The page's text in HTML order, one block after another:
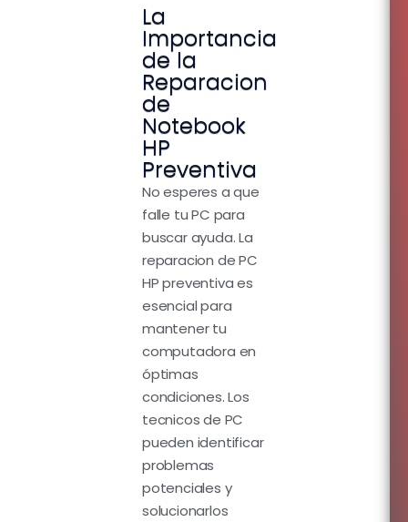
La
Importancia
de la
Reparacion
de
Notebook
HP
Preventiva
No esperes a que
falle tu PC para
buscar ayuda. La
reparacion de PC
HP preventiva es
esencial para
mantener tu
computadora en
óptimas
condiciones. Los
tecnicos de PC
pueden identificar
problemas
potenciales y
solucionarlos